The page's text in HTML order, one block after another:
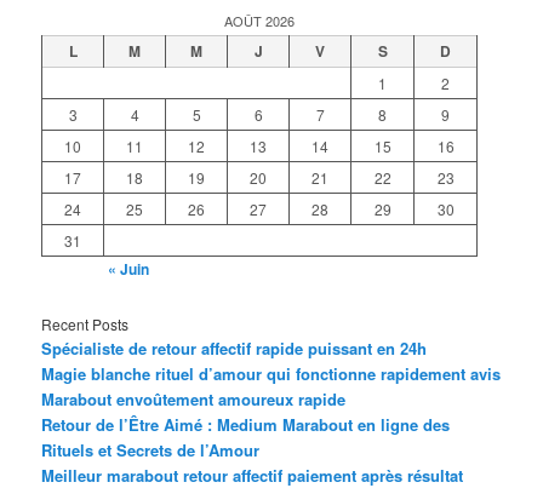
AOÛT 2026
L M M J V S D
1
2
3
4 5 6 7 8
9
10
11 12 13 14 15
16
17
18 19 20 21 22
23
24
25 26 27 28 29
30
31
« Juin
Recent Posts
Spécialiste de retour affectif rapide puissant en 24h
Magie blanche rituel d’amour qui fonctionne rapidement avis
Marabout envoûtement amoureux rapide
Retour de l’Être Aimé : Medium Marabout en ligne des
Rituels et Secrets de l’Amour
Meilleur marabout retour affectif paiement après résultat